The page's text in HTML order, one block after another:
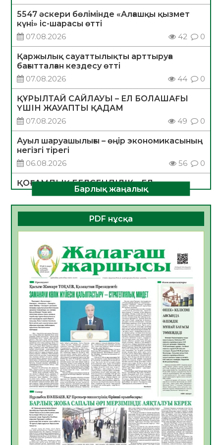
5547 әскери бөлімінде «Алғашқы қызмет
күні» іс-шарасы өтті
07.08.2026
42 0
Қаржылық сауаттылықты арттыруға
бағытталған кездесу өтті
07.08.2026
44 0
ҚҰРЫЛТАЙ САЙЛАУЫ – ЕЛ БОЛАШАҒЫ
ҮШІН ЖАУАПТЫ ҚАДАМ
07.08.2026
49 0
Ауыл шаруашылығы – өңір экономикасының
негізгі тірегі
06.08.2026
56 0
ҚОҒАМДЫҚ БЕЛСЕНДІЛІК – ЕЛ
ДАМУЫНЫҢ НЕГІЗІ
06.08.2026
54 0
ҚҰРЫЛТАЙ САЙЛАУЫ – БОЛАШАҚҚА
06.08.2026
Инфекциялық ауруларға қарсы иммундау
жұмыстарының тиімділігі
06.08.2026
58
Көкжөтел ауруы туралы
06.08.2026
56
АПВ вакцинасы туралы мәлімет
06.08.2026
57
Open Air: Қызылорда облысы полиция
департаменті 20 мыңнан астам
көрерменнің қауіпсіздігін қамтамасыз етті
06.08.2026
67
ҚЫЗЫЛОРДАДА «САНАЛЫ ҰРПАҚ –
ЖАРҚЫН БОЛАШАҚ» АТТЫ КЕҢЕЙТІЛГЕН
Барлық жаңалық
PDF нұсқа